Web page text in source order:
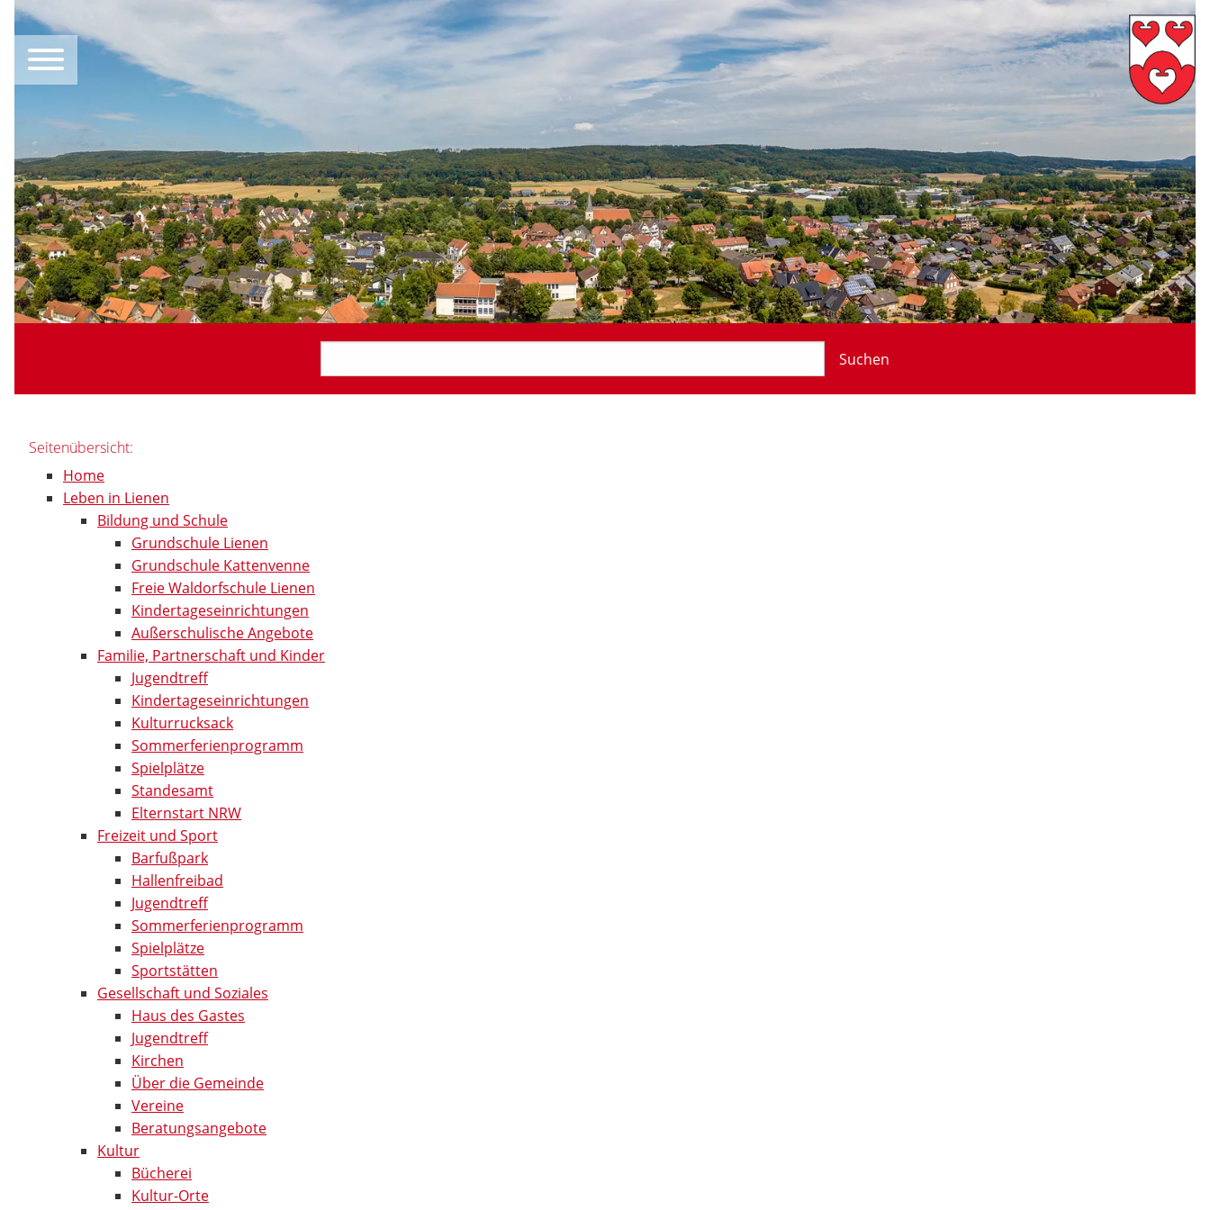
Suchen
Seitenübersicht:
Home
Leben in Lienen
Bildung und Schule
Grundschule Lienen
Grundschule Kattenvenne
Freie Waldorfschule Lienen
Kindertageseinrichtungen
Außerschulische Angebote
Familie, Partnerschaft und Kinder
Jugendtreff
Kindertageseinrichtungen
Kulturrucksack
Sommerferienprogramm
Spielplätze
Standesamt
Elternstart NRW
Freizeit und Sport
Barfußpark
Hallenfreibad
Jugendtreff
Sommerferienprogramm
Spielplätze
Sportstätten
Gesellschaft und Soziales
Haus des Gastes
Jugendtreff
Kirchen
Über die Gemeinde
Vereine
Beratungsangebote
Kultur
Bücherei
Kultur-Orte